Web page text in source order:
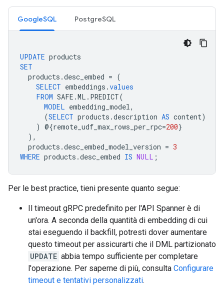
GoogleSQL PostgreSQL
UPDATE products
SET
products .desc_embed = (
SELECT embeddings .values
FROM SAFE .ML . PREDICT(
MODEL embedding_model,
(SELECT products .description AS content)
) @{remote_udf_max_rows_per_rpc=200}
),
products .desc_embed_model_version = 3
WHERE products .desc_embed IS NULL ;
Per le best practice, tieni presente quanto segue:
Il timeout gRPC predefinito per l'API Spanner è di
un'ora. A seconda della quantità di embedding di cui
stai eseguendo il backfill, potresti dover aumentare
questo timeout per assicurarti che il DML partizionato
UPDATE abbia tempo sufficiente per completare
l'operazione. Per saperne di più, consulta Configurare
timeout e tentativi personalizzati.